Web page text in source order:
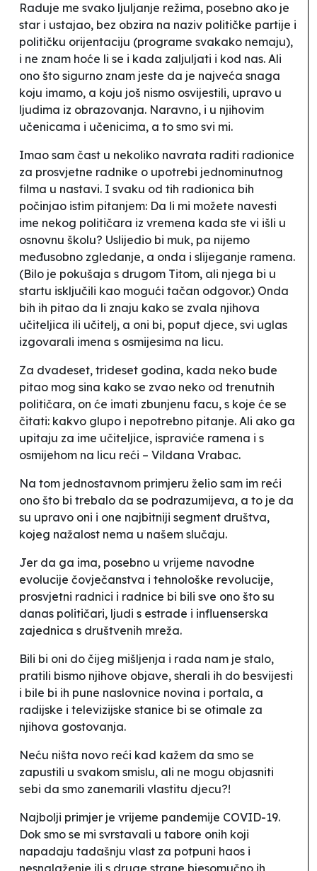
Raduje me svako ljuljanje režima, posebno ako je
star i ustajao, bez obzira na naziv političke partije i
političku orijentaciju (programe svakako nemaju),
i ne znam hoće li se i kada zaljuljati i kod nas. Ali
ono što sigurno znam jeste da je najveća snaga
koju imamo, a koju još nismo osvijestili, upravo u
ljudima iz obrazovanja. Naravno, i u njihovim
učenicama i učenicima, a to smo svi mi.
Imao sam čast u nekoliko navrata raditi radionice
za prosvjetne radnike o upotrebi jednominutnog
filma u nastavi. I svaku od tih radionica bih
počinjao istim pitanjem: Da li mi možete navesti
ime nekog političara iz vremena kada ste vi išli u
osnovnu školu? Uslijedio bi muk, pa nijemo
međusobno zgledanje, a onda i slijeganje ramena.
(Bilo je pokušaja s drugom Titom, ali njega bi u
startu isključili kao mogući tačan odgovor.) Onda
bih ih pitao da li znaju kako se zvala njihova
učiteljica ili učitelj, a oni bi, poput djece, svi uglas
izgovarali imena s osmijesima na licu.
Za dvadeset, trideset godina, kada neko bude
pitao mog sina kako se zvao neko od trenutnih
političara, on će imati zbunjenu facu, s koje će se
čitati: kakvo glupo i nepotrebno pitanje. Ali ako ga
upitaju za ime učiteljice, ispraviće ramena i s
osmijehom na licu reći – Vildana Vrabac.
Na tom jednostavnom primjeru želio sam im reći
ono što bi trebalo da se podrazumijeva, a to je da
su upravo oni i one najbitniji segment društva,
kojeg nažalost nema u našem slučaju.
Jer da ga ima, posebno u vrijeme navodne
evolucije čovječanstva i tehnološke revolucije,
prosvjetni radnici i radnice bi bili sve ono što su
danas političari, ljudi s estrade i influenserska
zajednica s društvenih mreža.
Bili bi oni do čijeg mišljenja i rada nam je stalo,
pratili bismo njihove objave, sherali ih do besvijesti
i bile bi ih pune naslovnice novina i portala, a
radijske i televizijske stanice bi se otimale za
njihova gostovanja.
Neću ništa novo reći kad kažem da smo se
zapustili u svakom smislu, ali ne mogu objasniti
sebi da smo zanemarili vlastitu djecu?!
Najbolji primjer je vrijeme pandemije COVID-19.
Dok smo se mi svrstavali u tabore onih koji
napadaju tadašnju vlast za potpuni haos i